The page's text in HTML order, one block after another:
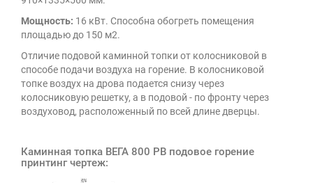
Мощность: 16 кВт. Способна обогреть помещения
площадью до 150 м2.
Отличие подовой каминной топки от колосниковой в
способе подачи воздуха на горение. В колосниковой
топке воздух на дрова подается снизу через
колосниковую решетку, а в подовой - по фронту через
воздуховод, расположенный по всей длине дверцы.
Каминная топка ВЕГА 800 PВ подовое горение
принтинг чертеж: